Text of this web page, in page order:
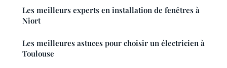
Les meilleurs experts en installation de fenêtres à
Niort
Les meilleures astuces pour choisir un électricien à
Toulouse